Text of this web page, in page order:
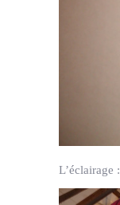
L’éclairage :